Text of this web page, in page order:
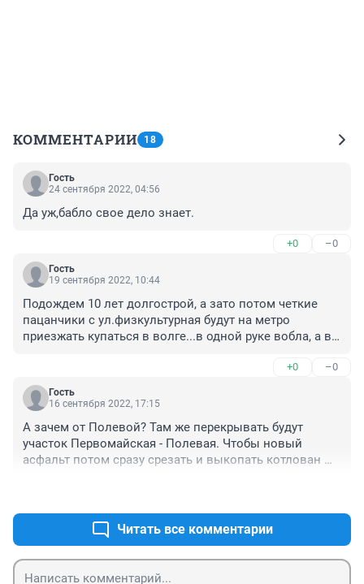
КОММЕНТАРИИ 18
Гость
24 сентября 2022, 04:56
Да уж,бабло свое дело знает.
+0 –0
Гость
19 сентября 2022, 10:44
Подождем 10 лет долгострой, а зато потом четкие
пацанчики с ул.физкультурная будут на метро
приезжать купаться в волге...в одной руке вобла, а в
+0 –0
Гость
16 сентября 2022, 17:15
А зачем от Полевой? Там же перекрывать будут
участок Первомайская - Полевая. Чтобы новый
асфальт потом сразу срезать и выкопать котлован
Читать все комментарии